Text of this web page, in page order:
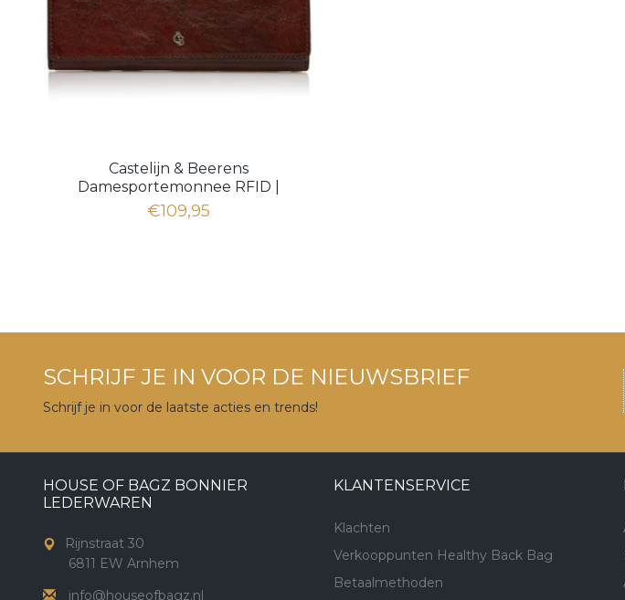
Castelijn & Beerens
Damesportemonnee RFID |
cognac
€109,95
SCHRIJF JE IN VOOR DE NIEUWSBRIEF
Schrijf je in voor de laatste acties en trends!
HOUSE OF BAGZ BONNIER
LEDERWAREN
Rijnstraat 30
6811 EW Arnhem
info@houseofbagz.nl
KLANTENSERVICE
Klachten
Verkooppunten Healthy Back Bag
Betaalmethoden